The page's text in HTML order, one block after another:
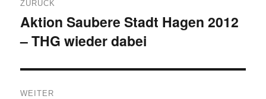
ZURÜCK
Vorheriger
Beitrag:
Aktion Saubere Stadt Hagen 2012
– THG wieder dabei
WEITER